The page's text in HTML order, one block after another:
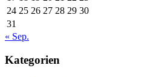
24 25 26 27 28 29 30
31
« Sep.
Kategorien